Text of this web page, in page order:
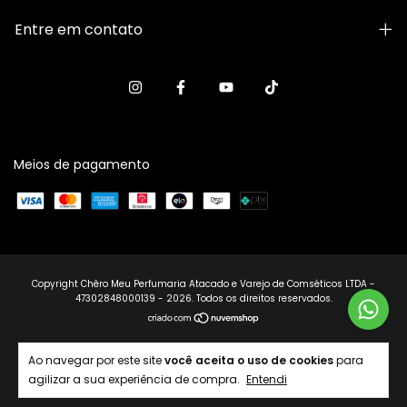
Ao navegar por este sitevocê aceita o uso de cookiespara
agilizar a sua experiência de compra. Entendi
Entre em contato
Meios de pagamento
Copyright Chêro Meu Perfumaria Atacado e Varejo de Comséticos LTDA -
47302848000139 - 2026. Todos os direitos reservados.